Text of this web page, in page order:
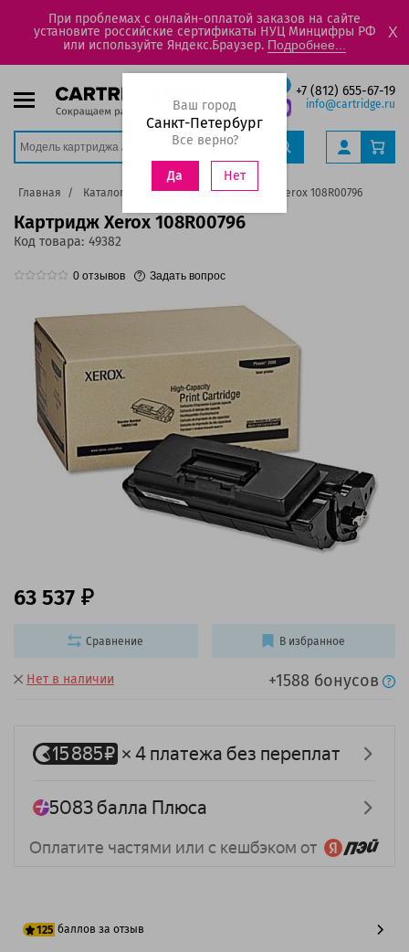
При проблемах с онлайн-оплатой заказов на сайте
установите российские сертификаты НУЦ Минцифры РФ
или используйте Яндекс.Браузер. Подробнее...
X
+7 (812) 655-67-19
info@cartridge.ru
Ваш город
Санкт-Петербург
Все верно?
Да Нет
Главная Каталог Картриджи Картридж Xerox 108R00796
Картридж Xerox 108R00796
Код товара: 49382
0 отзывов Задать вопрос
Нет в наличии +1588 бонусов
63 537
125 баллов за отзыв
Сравнение В избранное